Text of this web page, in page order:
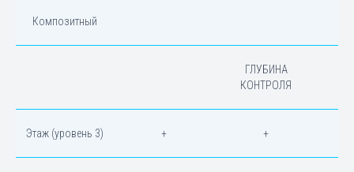
Композитный
ГЛУБИНА
КОНТРОЛЯ
Этаж (уровень 3) + +